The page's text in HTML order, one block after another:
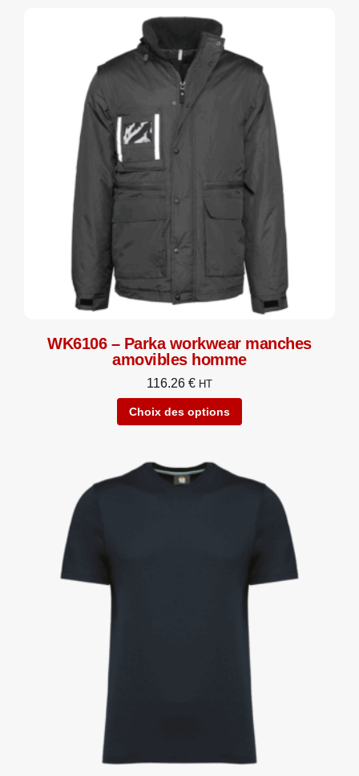
WK6106 – Parka workwear manches
amovibles homme
116.26 € HT
Choix des options